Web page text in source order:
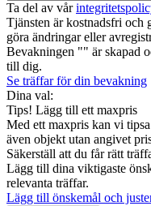
Ta del av vår
Tjänsten är kostnadsfri och
göra ändringar eller
Bevakningen "" är skapad
till dig.
Se träffar för din bevakning
Dina val:
Tips! Lägg till ett maxpris
Med ett maxpris kan vi
även objekt utan angivet
Säkerställ att du får rätt
Lägg till dina viktigaste
relevanta träffar.
Lägg till önskemål och